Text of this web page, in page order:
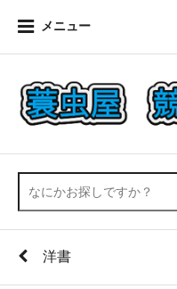
メニュー
洋書